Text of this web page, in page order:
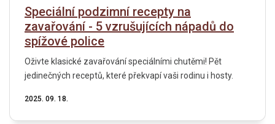
Speciální podzimní recepty na
zavařování - 5 vzrušujících nápadů do
spížové police
Oživte klasické zavařování speciálními chutěmi! Pět
jedinečných receptů, které překvapí vaši rodinu i hosty.
2025. 09. 18.